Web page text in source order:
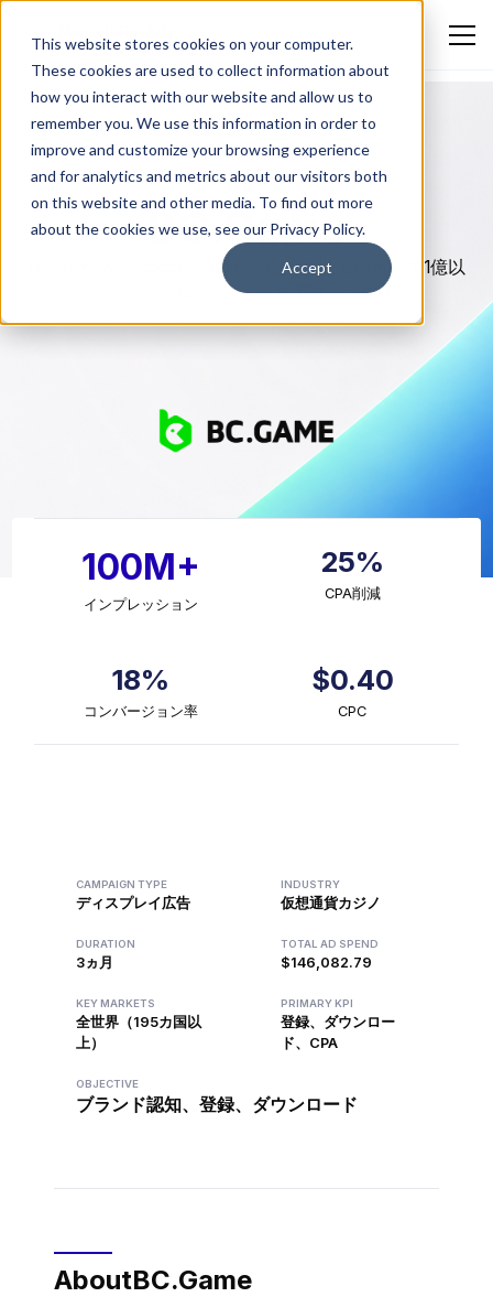
This website stores cookies on your computer.
These cookies are used to collect information about
how you interact with our website and allow us to
remember you. We use this information in order to
improve and customize your browsing experience
and for analytics and metrics about our visitors both
on this website and other media. To find out more
about the cookies we use, see our Privacy Policy.
Accept
仮想通貨カジノ
BC.Game
BC.GameがBlockchain-Adsと共に195以上の市場で1億以
上のインプレッションを実現した方法
100M+
インプレッション
25%
CPA削減
18%
コンバージョン率
$0.40
CPC
CAMPAIGN TYPE
ディスプレイ広告
INDUSTRY
仮想通貨カジノ
DURATION
3ヵ月
TOTAL AD SPEND
$146,082.79
KEY MARKETS
全世界（195カ国以
上）
PRIMARY KPI
登録、ダウンロー
ド、CPA
OBJECTIVE
ブランド認知、登録、ダウンロード
AboutBC.Game